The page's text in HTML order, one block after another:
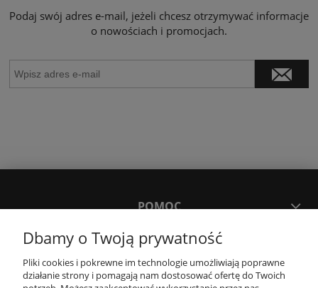
Podaj swój adres e-mail, jeżeli chcesz otrzymywać informacje
o nowościach i promocjach.
POMOC
MOJE KONTO
Dbamy o Twoją prywatność
Pliki cookies i pokrewne im technologie umożliwiają poprawne
działanie strony i pomagają nam dostosować ofertę do Twoich